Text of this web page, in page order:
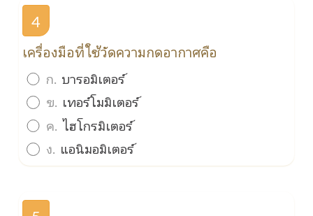
4
เครื่องมือที่ใช้วัดความกดอากาศคือ
ก. บารอมิเตอร์
ข. เทอร์โมมิเตอร์
ค. ไฮโกรมิเตอร์
ง. แอนิมอมิเตอร์